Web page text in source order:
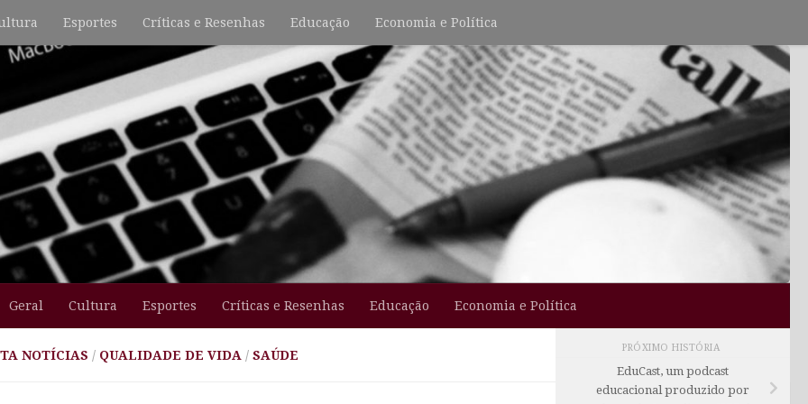
Esportes Críticas e Resenhas Educação Economia e Política
Geral Cultura Esportes Críticas e Resenhas Educação Economia e Política
NOTÍCIAS / QUALIDADE DE VIDA / SAÚDE
PRÓXIMO HISTÓRIA
EduCast, um podcast
educacional produzido por